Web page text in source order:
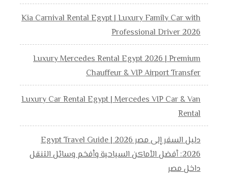
Kia Carnival Rental Egypt | Luxury Family Car with
Professional Driver 2026
Luxury Mercedes Rental Egypt 2026 | Premium
Chauffeur & VIP Airport Transfer
Luxury Car Rental Egypt | Mercedes VIP Car & Van
Rental
دليل السفر إلى مصر 2026 | Egypt Travel Guide
2026: أفضل الأماكن السياحية وأفخم وسائل التنقل
داخل مصر